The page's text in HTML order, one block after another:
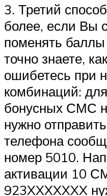
3. Третий
более, если Вы
поменять
точно знаете,
ошибетесь при
комбинаций:
бонусных СМС
нужно
телефона
номер 5010.
активации 10
923XXXXXXX